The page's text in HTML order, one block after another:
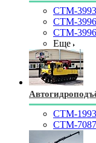
СТМ-
СТМ-
СТМ-
Еще
СТМ-
СТМ-